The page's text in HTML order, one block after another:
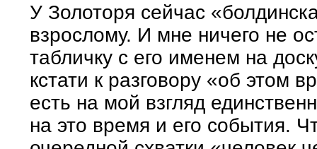
У Золоторя сейчас
взрослому. И мне ничего не
табличку с его именем на
кстати к разговору «об этом
есть на мой взгляд
на это время и его события.